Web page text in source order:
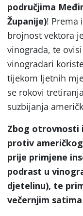
područjima
Županije)! Prema
brojnost vektora
vinograda, te
vinogradari
tijekom ljetnih
se rokovi
suzbijanja
Zbog otrovnosti
protiv
prije primjene
podrast u
djetelinu), te
večernjim